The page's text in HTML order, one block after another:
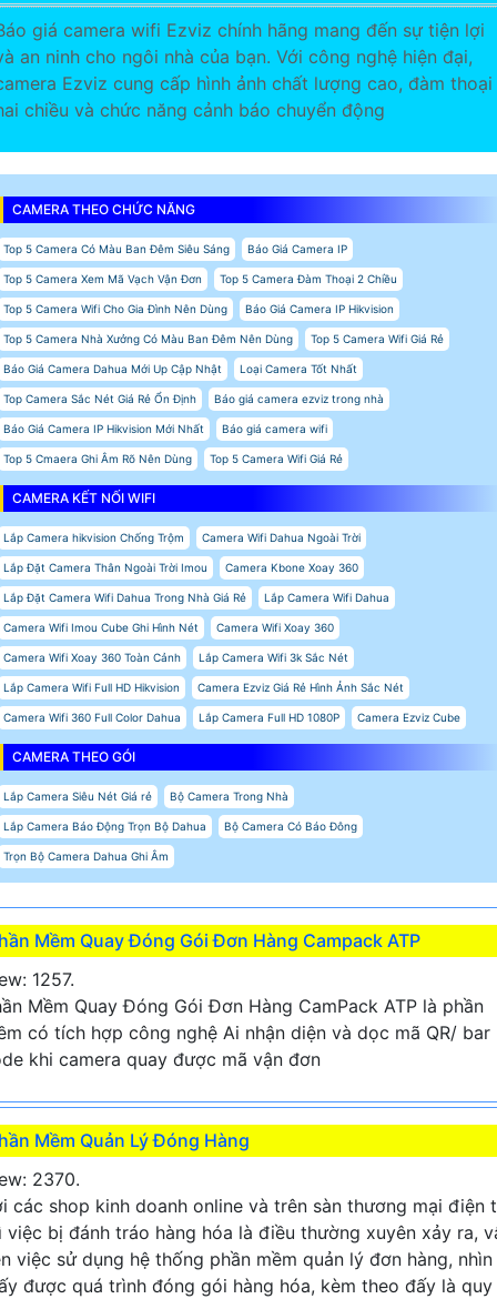
giá camera wifi Ezviz chính hãng mang đến sự tiện lợi
an ninh cho ngôi nhà của bạn. Với công nghệ hiện đại,
Ezviz cung cấp hình ảnh chất lượng cao, đàm thoại
chiều và chức năng cảnh báo chuyển động
CAMERA THEO CHỨC NĂNG
Top 5 Camera Có Màu Ban Đêm Siêu Sáng Báo Giá Camera IP
Top 5 Camera Xem Mã Vạch Vận Đơn Top 5 Camera Đàm Thoại 2 Chiều
Top 5 Camera Wifi Cho Gia Đình Nên Dùng Báo Giá Camera IP Hikvision
Top 5 Camera Nhà Xưởng Có Màu Ban Đêm Nên Dùng Top 5 Camera Wifi Giá Rẻ
Báo Giá Camera Dahua Mới Up Cập Nhật Loại Camera Tốt Nhất
Top Camera Sắc Nét Giá Rẻ Ổn Định Báo giá camera ezviz trong nhà
Báo Giá Camera IP Hikvision Mới Nhất Báo giá camera wifi
Top 5 Cmaera Ghi Âm Rõ Nên Dùng Top 5 Camera Wifi Giá Rẻ
CAMERA KẾT NỐI WIFI
Lắp Camera hikvision Chống Trộm Camera Wifi Dahua Ngoài Trời
Lắp Đặt Camera Thân Ngoài Trời Imou Camera Kbone Xoay 360
Lắp Đặt Camera Wifi Dahua Trong Nhà Giá Rẻ Lắp Camera Wifi Dahua
Camera Wifi Imou Cube Ghi Hình Nét Camera Wifi Xoay 360
Camera Wifi Xoay 360 Toàn Cảnh Lắp Camera Wifi 3k Sắc Nét
Lắp Camera Wifi Full HD Hikvision Camera Ezviz Giá Rẻ Hình Ảnh Sắc Nét
Camera Wifi 360 Full Color Dahua Lắp Camera Full HD 1080P Camera Ezviz Cube
CAMERA THEO GÓI
Lắp Camera Siêu Nét Giá rẻ Bộ Camera Trong Nhà
Lắp Camera Báo Động Trọn Bộ Dahua Bộ Camera Có Báo Đông
Trọn Bộ Camera Dahua Ghi Âm
Mềm Quay Đóng Gói Đơn Hàng Campack ATP
1257.
Mềm Quay Đóng Gói Đơn Hàng CamPack ATP là phần
có tích hợp công nghệ Ai nhận diện và dọc mã QR/ bar
khi camera quay được mã vận đơn
Mềm Quản Lý Đóng Hàng
2370.
các shop kinh doanh online và trên sàn thương mại điện
việc bị đánh tráo hàng hóa là điều thường xuyên xảy ra,
việc sử dụng hệ thống phần mềm quản lý đơn hàng, nhìn
được quá trình đóng gói hàng hóa, kèm theo đấy là quy